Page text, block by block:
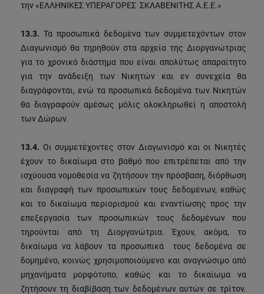
την «ΕΛΛΗΝΙΚΕΣ ΥΠΕΡΑΓΟΡΕΣ ΣΚΛΑΒΕΝΙΤΗΣ Α.Ε.Ε.»
13.3. Τα προσωπικά δεδομένα των συμμετεχόντων στον
Διαγωνισμό θα τηρηθούν στα αρχεία της Διοργανώτριας
για το χρονικό διάστημα που είναι απολύτως απαραίτητο
για την ανάδειξη των Νικητών και εν συνεχεία θα
διαγράφονται, ενώ τα προσωπικά δεδομένα των Νικητών
θα διαγραφούν αμέσως μόλις ολοκληρωθεί η αποστολή
των Δώρων.
13.4. Οι συμμετέχοντες στον Διαγωνισμό και οι Νικητές
έχουν το δικαίωμα στο βαθμό που επιτρέπεται από την
ισχύουσα νομοθεσία να ζητήσουν την πρόσβαση, διόρθωση
και διαγραφή των προσωπικών τους δεδομένων, καθώς
και το δικαίωμα περιορισμού και εναντίωσης προς την
επεξεργασία των προσωπικών τους δεδομένων που
τηρούνται από τη Διοργανώτρια. Έχουν, ακόμα, το
δικαίωμα να λάβουν τα προσωπικά τους δεδομένα σε
δομημένο, κοινώς χρησιμοποιούμενο και αναγνώσιμο από
μηχανήματα μορφότυπο, καθώς και το δικαίωμα να
ζητήσουν τη διαβίβαση των δεδομένων αυτών σε τρίτον.